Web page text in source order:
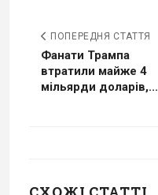
ПОПЕРЕДНЯ СТАТТЯ
Фанати Трампа
втратили майже 4
мільярди доларів,...